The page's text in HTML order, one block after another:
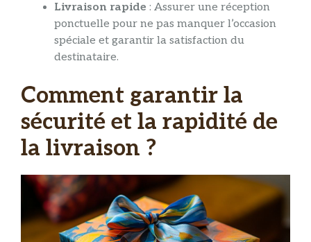
Livraison rapide : Assurer une réception
ponctuelle pour ne pas manquer l’occasion
spéciale et garantir la satisfaction du
destinataire.
Comment garantir la
sécurité et la rapidité de
la livraison ?